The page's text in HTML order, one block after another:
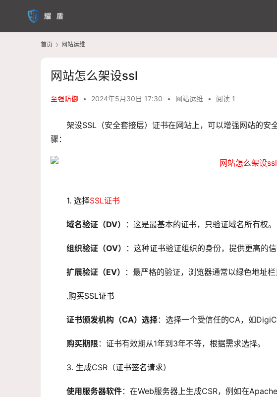
首页 网站运维
网站怎么架设ssl
至强防御 • 2024年5月30日 17:30 • 网站运维 • 阅读 1
架设SSL（安全套接层）证书在网站上，可以增强网站的
骤：
1. 选择SSL证书
域名验证（DV） ：这是最基本的证书，只验证域名所有权。
组织验证（OV） ：这种证书验证组织的身份，提供更高的信
扩展验证（EV） ：最严格的验证，浏览器通常以绿色地址栏
.购买SSL证书
证书颁发机构（CA）选择：选择一个受信任的CA，如
购买期限 ：证书有效期从1年到3年不等，根据需求选择。
3. 生成CSR（证书签名请求）
使用服务器软件：在Web服务器上生成CSR，例如在